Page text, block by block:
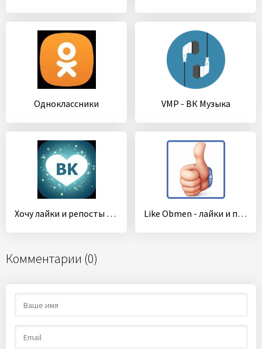
Одноклассники VMP - ВК Музыка
Хочу лайки и репосты ВК! Like Obmen - лайки и подписчики
Комментарии (0)